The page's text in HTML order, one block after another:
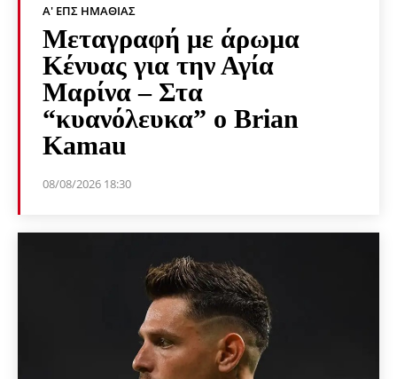
Α' ΕΠΣ ΗΜΑΘΊΑΣ
Μεταγραφή με άρωμα
Κένυας για την Αγία
Μαρίνα – Στα
“κυανόλευκα” ο Brian
Kamau
08/08/2026 18:30